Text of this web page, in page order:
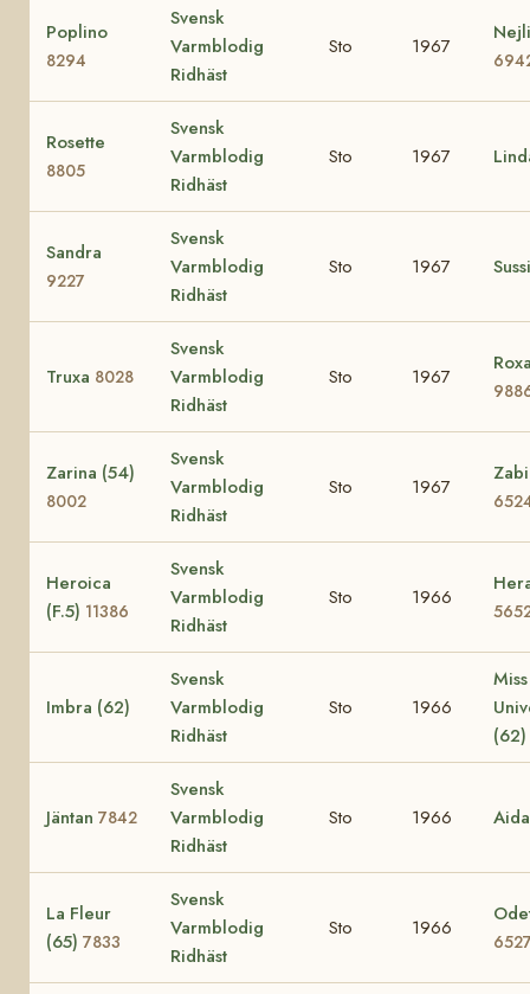
Poplino
8294
Svensk
Varmblodig
Ridhäst
Sto 1967
Rosette
8805
Svensk
Varmblodig
Ridhäst
Sto 1967
Sandra
9227
Svensk
Varmblodig
Ridhäst
Sto 1967
Truxa 8028
Svensk
Varmblodig
Ridhäst
Sto 1967
Zarina (54)
8002
Svensk
Varmblodig
Ridhäst
Sto 1967
Heroica
(F.5) 11386
Svensk
Varmblodig
Ridhäst
Sto 1966
Imbra (62)
Svensk
Varmblodig
Ridhäst
Sto 1966
Miss
(62)
Jäntan 7842
Svensk
Varmblodig
Ridhäst
Sto 1966
La Fleur
(65) 7833
Svensk
Varmblodig
Ridhäst
Sto 1966